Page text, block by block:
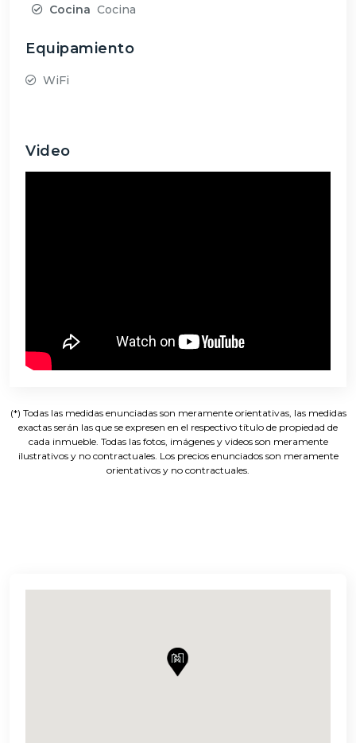
Cocina Cocina
Equipamiento
WiFi
Video
(*) Todas las medidas enunciadas son meramente orientativas, las medidas
exactas serán las que se expresen en el respectivo título de propiedad de
cada inmueble. Todas las fotos, imágenes y videos son meramente
ilustrativos y no contractuales. Los precios enunciados son meramente
orientativos y no contractuales.